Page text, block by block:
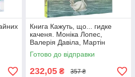
Книга Кажуть, що... гидке
каченя. Моніка Лопес,
Валерія Давіла, Мартін
Морон
Готово до відправки
232,05 ₴ 357 ₴